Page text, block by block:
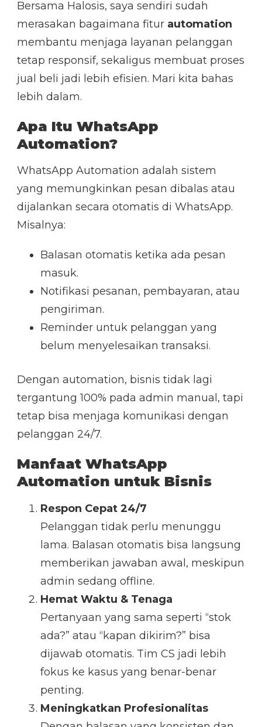
Bersama Halosis, saya sendiri sudah
merasakan bagaimana fitur automation
membantu menjaga layanan pelanggan
tetap responsif, sekaligus membuat proses
jual beli jadi lebih efisien. Mari kita bahas
lebih dalam.
Apa Itu WhatsApp
Automation?
WhatsApp Automation adalah sistem
yang memungkinkan pesan dibalas atau
dijalankan secara otomatis di WhatsApp.
Misalnya:
Balasan otomatis ketika ada pesan
masuk.
Notifikasi pesanan, pembayaran, atau
pengiriman.
Reminder untuk pelanggan yang
belum menyelesaikan transaksi.
Dengan automation, bisnis tidak lagi
tergantung 100% pada admin manual, tapi
tetap bisa menjaga komunikasi dengan
pelanggan 24/7.
Manfaat WhatsApp
Automation untuk Bisnis
Respon Cepat 24/7
Pelanggan tidak perlu menunggu
lama. Balasan otomatis bisa langsung
memberikan jawaban awal, meskipun
admin sedang offline.
Hemat Waktu & Tenaga
Pertanyaan yang sama seperti “stok
ada?” atau “kapan dikirim?” bisa
dijawab otomatis. Tim CS jadi lebih
fokus ke kasus yang benar-benar
penting.
Meningkatkan Profesionalitas